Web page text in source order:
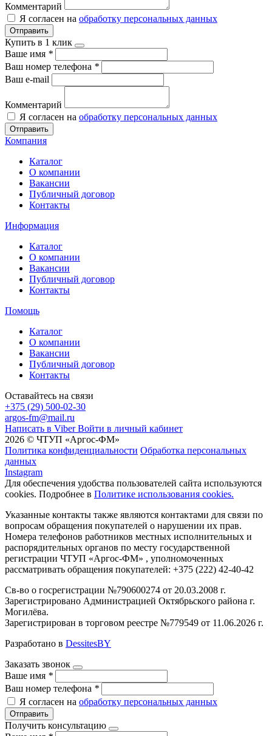
Комментарий
Я согласен на обработку персональных данных
Отправить
Купить в 1 клик
Ваше имя *
Ваш номер телефона *
Ваш e-mail
Комментарий
Я согласен на обработку персональных данных
Отправить
Компания
Каталог
О компании
Вакансии
Публичный договор
Контакты
Информация
Каталог
О компании
Вакансии
Публичный договор
Контакты
Помощь
Каталог
О компании
Вакансии
Публичный договор
Контакты
Оставайтесь на связи
+375 (29) 500-02-30
argos-fm@mail.ru
Написать в Viber Войти в личный кабинет
2026 © ЧТУП «Аргос-ФМ»
Политика конфиденциальности Обработка персональных
данных
Instagram
Для обеспечения удобства пользователей сайта используются
cookies. Подробнее в Политике использования cookies.
Указанные контакты также являются контактами для связи по
вопросам обращения покупателей о нарушении их прав.
Номера телефонов работников местных исполнительных и
распорядительных органов по месту государственной
регистрации ЧТУП «Аргос-ФМ» , уполномоченных
рассматривать обращения покупателей: +375 (222) 42-40-42
Св-во о госрегистрации №790600274 от 20.03.2008 г.
Зарегистрировано Администрацией Октябрьского района г.
Могилёва.
Зарегистрирован в торговом реестре №779549 от 11.06.2026 г.
Разработано в DessitesBY
Заказать звонок
Ваше имя *
Ваш номер телефона *
Я согласен на обработку персональных данных
Отправить
Получить консультацию